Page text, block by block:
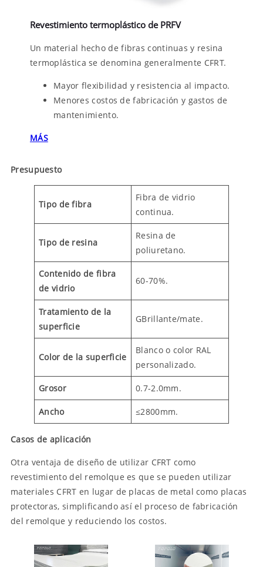
Revestimiento termoplástico de PRFV
Un material hecho de fibras continuas y resina
termoplástica se denomina generalmente CFRT.
Mayor flexibilidad y resistencia al impacto.
Menores costos de fabricación y gastos de
mantenimiento.
MÁS
Presupuesto
Tipo de fibra
Fibra de vidrio
continua.
Tipo de resina
Resina de
poliuretano.
Contenido de fibra
de vidrio
60-70%.
Tratamiento de la
superficie
GBrillante/mate.
Color de la superficie
Blanco o color RAL
personalizado.
Grosor 0.7-2.0mm.
Ancho ≤2800mm.
Casos de aplicación
Otra ventaja de diseño de utilizar CFRT como
revestimiento del remolque es que se pueden utilizar
materiales CFRT en lugar de placas de metal como placas
protectoras, simplificando así el proceso de fabricación
del remolque y reduciendo los costos.